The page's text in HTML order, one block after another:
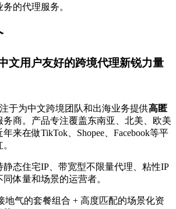
的代理服务。
文用户友好的跨境代理新锐力量
于为中文跨境团队和出海业务提供高匿
务商。产品专注覆盖东南亚、北美、欧美
来在做TikTok、Shopee、Facebook等平
态住宅IP、带宽型不限量代理、粘性IP
体量和场景的运营者。
地气的套餐组合 + 高度匹配的场景化资